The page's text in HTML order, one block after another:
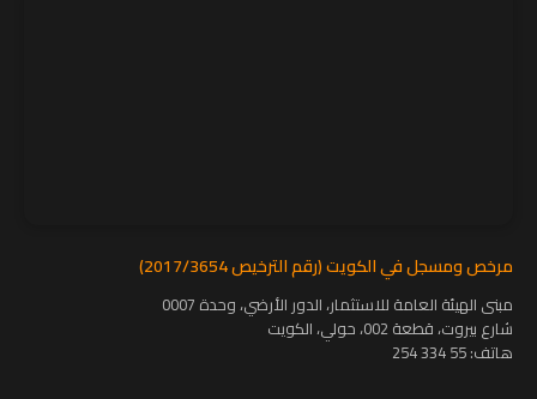
مرخص ومسجل في الكويت (رقم الترخيص 2017/3654)
مبنى الهيئة العامة للاستثمار، الدور الأرضي، وحدة 0007
شارع بيروت، قطعة 002، حولي، الكويت
هاتف:55 334 254